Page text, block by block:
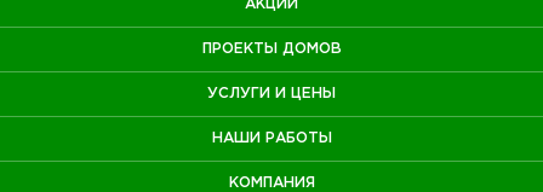
АКЦИИ
ПРОЕКТЫ ДОМОВ
УСЛУГИ И ЦЕНЫ
НАШИ РАБОТЫ
КОМПАНИЯ